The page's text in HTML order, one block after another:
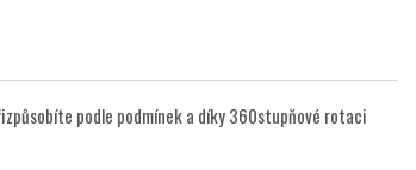
podle podmínek a díky 360stupňové rotaci